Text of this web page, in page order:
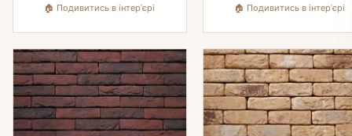
🏠 Подивитись в інтер'єрі 🏠 Подивитись в інтер'єрі